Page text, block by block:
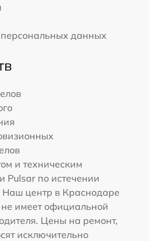
персональных данных
и техническим
Pulsar по истечении
Наш центр в Краснодаре
имеет официальной
Цены на ремонт,
исключительно